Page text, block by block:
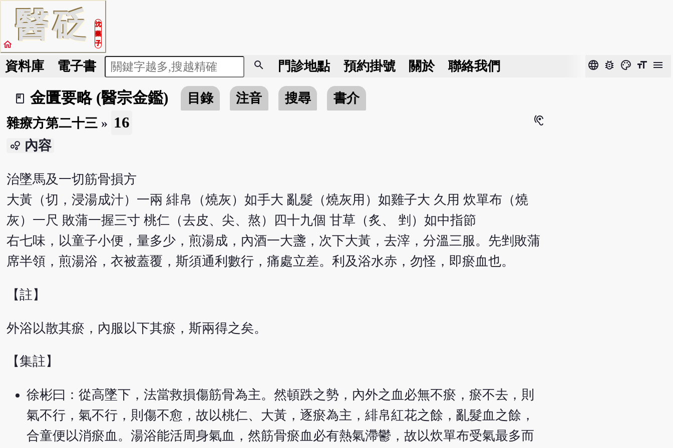
醫砭
沈
藥
子
home
資料庫 電子書 search 門診地點 預約掛號 關於 聯絡我們 language bug_report color_lens format_size menu
book_2
金匱要略 (醫宗金鑑) 目錄 注音 搜尋
書介
雜療方第二十三» 16 hearing
bubble_chart 內容
治墜馬及一切筋骨損方
大黃（切，浸湯成汁）一兩 緋帛（燒灰）如手大 亂髮（燒灰用）如雞子大 久用 炊單布（燒
灰）一尺 敗蒲一握三寸 桃仁（去皮、尖、熬）四十九個 甘草（炙、 剉）如中指節
右七味，以童子小便，量多少，煎湯成，內酒一大盞，次下大黃，去滓，分溫三服。先剉敗蒲
席半領，煎湯浴，衣被蓋覆，斯須通利數行，痛處立差。利及浴水赤，勿怪，即瘀血也。
【註】
外浴以散其瘀，內服以下其瘀，斯兩得之矣。
【集註】
徐彬曰：從高墜下，法當救損傷筋骨為主。然頓跌之勢，內外之血必無不瘀，瘀不去，則
氣不行，氣不行，則傷不愈，故以桃仁、大黃，逐瘀為主，緋帛紅花之餘，亂髮血之餘，
合童便以消瘀血。湯浴能活周身氣血，然筋骨瘀血必有熱氣滯鬱，故以炊單布受氣最多而